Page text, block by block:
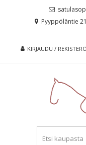
Pyyppöläntie
KIRJAUDU /